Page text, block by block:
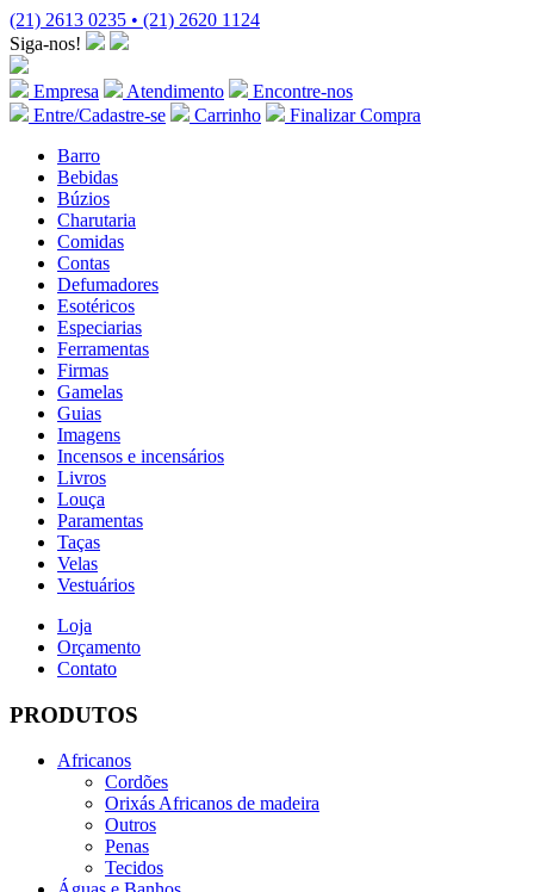
(21) 2613 0235 • (21) 2620 1124
Siga-nos!
Empresa Atendimento
Encontre-nos
Entre/Cadastre-se
Carrinho
Finalizar Compra
Barro
Bebidas
Búzios
Charutaria
Comidas
Contas
Defumadores
Esotéricos
Especiarias
Ferramentas
Firmas
Gamelas
Guias
Imagens
Incensos e incensários
Livros
Louça
Paramentas
Taças
Velas
Vestuários
Loja
Orçamento
Contato
PRODUTOS
Africanos
Cordões
Orixás Africanos de madeira
Outros
Penas
Tecidos